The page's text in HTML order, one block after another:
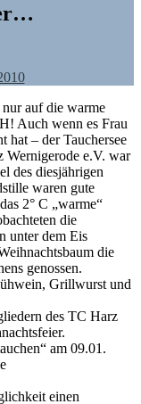
auf die warme
Auch wenn es Frau
hat – der Tauchersee
Wernigerode e.V. war
des diesjährigen
waren gute
2° C „warme“
die
unter dem Eis
die
genossen.
Grillwurst und
des TC Harz
am 09.01.
einen